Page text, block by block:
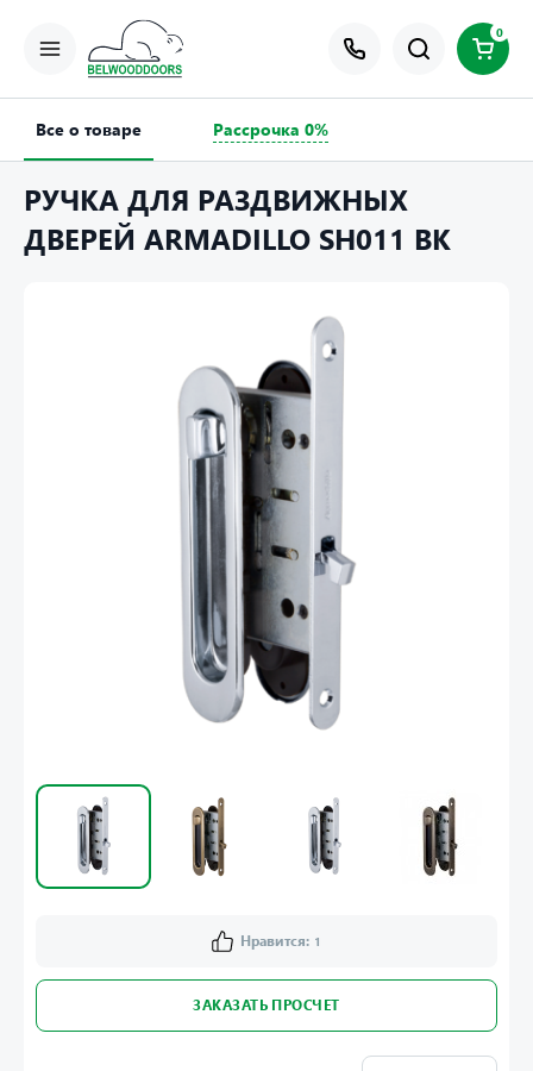
0
Все о товаре Рассрочка 0%
РУЧКА ДЛЯ РАЗДВИЖНЫХ
ДВЕРЕЙ ARMADILLO SH011 BK
Нравится: 1
ЗАКАЗАТЬ ПРОСЧЕТ